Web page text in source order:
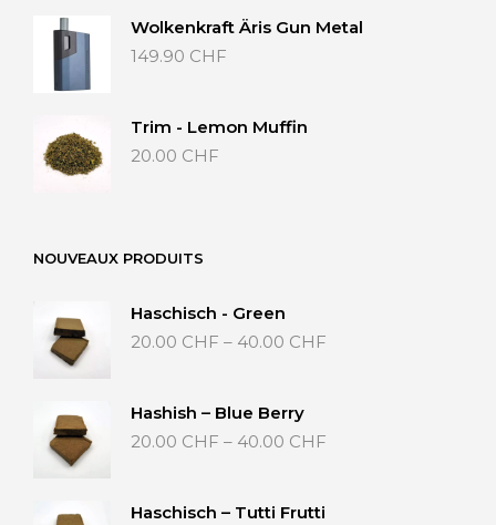
Wolkenkraft Äris Gun Metal
149.90 CHF
Trim - Lemon Muffin
20.00 CHF
NOUVEAUX PRODUITS
Haschisch - Green
20.00 CHF – 40.00 CHF
Hashish – Blue Berry
20.00 CHF – 40.00 CHF
Haschisch – Tutti Frutti